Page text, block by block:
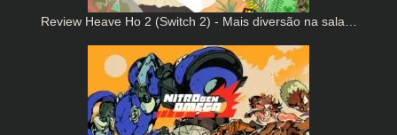
Review Heave Ho 2 (Switch 2) - Mais diversão na sala…